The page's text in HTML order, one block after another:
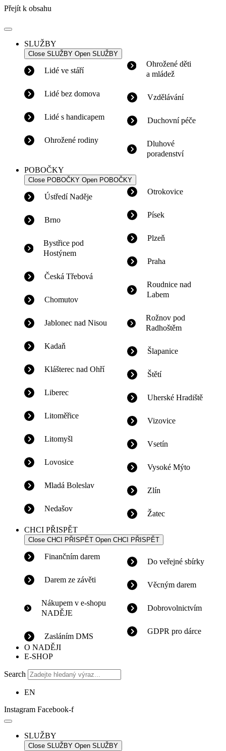
Přejít k obsahu
SLUŽBY
Close SLUŽBY Open SLUŽBY
Lidé ve stáří
Lidé bez domova
Lidé s handicapem
Ohrožené rodiny
Ohrožené děti
a mládež
Vzdělávání
Duchovní péče
Dluhové
poradenství
POBOČKY
Close POBOČKY Open POBOČKY
Ústředí Naděje
Brno
Bystřice pod
Hostýnem
Česká Třebová
Chomutov
Jablonec nad Nisou
Kadaň
Klášterec nad Ohří
Liberec
Litoměřice
Litomyšl
Lovosice
Mladá Boleslav
Nedašov
Otrokovice
Písek
Plzeň
Praha
Roudnice nad
Labem
Rožnov pod
Radhoštěm
Šlapanice
Štětí
Uherské Hradiště
Vizovice
Vsetín
Vysoké Mýto
Zlín
Žatec
CHCI PŘISPĚT
Close CHCI PŘISPĚT Open CHCI PŘISPĚT
Finančním darem
Darem ze závěti
Nákupem v e-shopu
NADĚJE
Zasláním DMS
Do veřejné sbírky
Věcným darem
Dobrovolnictvím
GDPR pro dárce
O NADĚJI
E-SHOP
Search
EN
Instagram Facebook-f
SLUŽBY
Close SLUŽBY Open SLUŽBY